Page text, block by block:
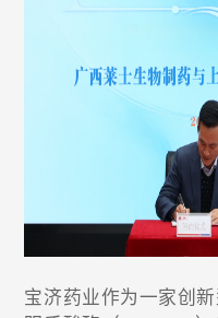
宝济药业作为一家创